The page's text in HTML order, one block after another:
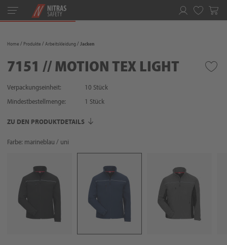
Toggle
navigation
Home Produkte Arbeitskleidung Jacken
7151 // MOTION TEX LIGHT
Verpackungseinheit:
10 Stück
Mindestbestellmenge:
1 Stück
ZU DEN PRODUKTDETAILS
Farbe: marineblau / uni